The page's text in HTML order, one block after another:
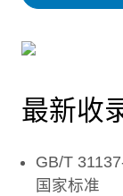
最新收
GB/T
国家标准